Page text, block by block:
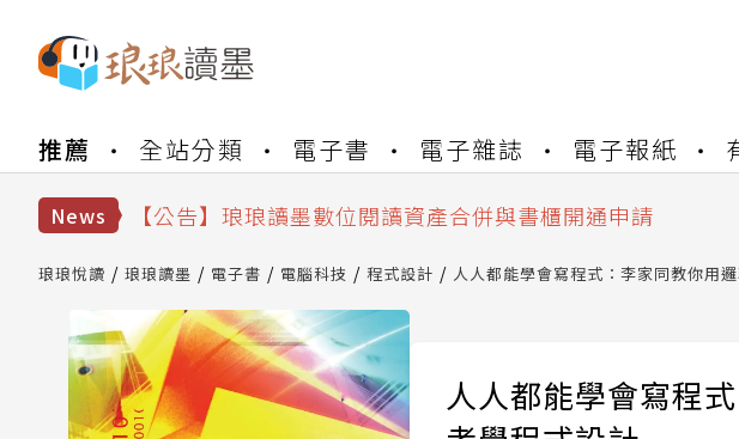
推薦 全站分類 電子書 電子雜誌 電子報紙
News
【公告】因 Readmoo 讀墨系統維護中，本站同步暫停部分
【公告】琅琅讀墨書櫃開通常見問題
【公告】琅琅書店服務升級重要說明及資產合併結果查詢
【公告】因 Readmoo 讀墨系統維護中，本站同步暫停部分
琅琅悅讀 琅琅讀墨 電子書 電腦科技 程式設計 人人都能學會寫程式：李家同教你用
人人都能學會寫程